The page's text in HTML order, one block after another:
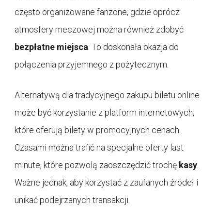
często organizowane fanzone, gdzie oprócz
atmosfery meczowej można również zdobyć
bezpłatne miejsca . To doskonała okazja do
połączenia przyjemnego z pożytecznym.
Alternatywą dla tradycyjnego zakupu biletu online
może być korzystanie z platform internetowych,
które oferują bilety w promocyjnych cenach.
Czasami można trafić na specjalne oferty last
minute, które pozwolą zaoszczędzić trochę kasy
Ważne jednak, aby korzystać z zaufanych źródeł i
unikać podejrzanych transakcji.